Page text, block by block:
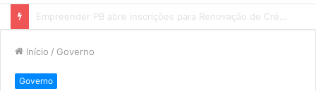
Início / Governo
Governo